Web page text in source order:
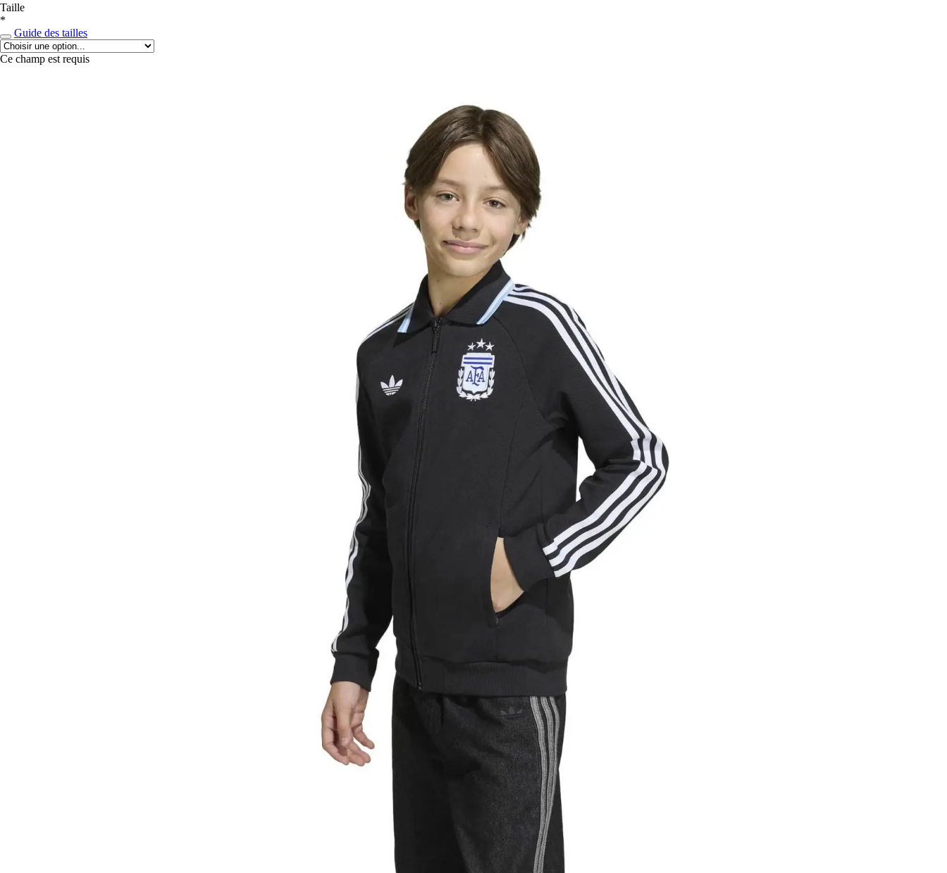
Taille
*
Guide des tailles
Ce champ est requis